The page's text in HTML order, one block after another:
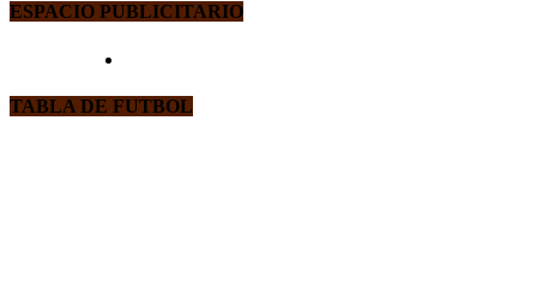
ESPACIO PUBLICITARIO
TABLA DE FUTBOL